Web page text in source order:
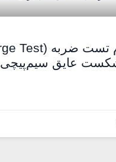
عایق سیم‌پیچی